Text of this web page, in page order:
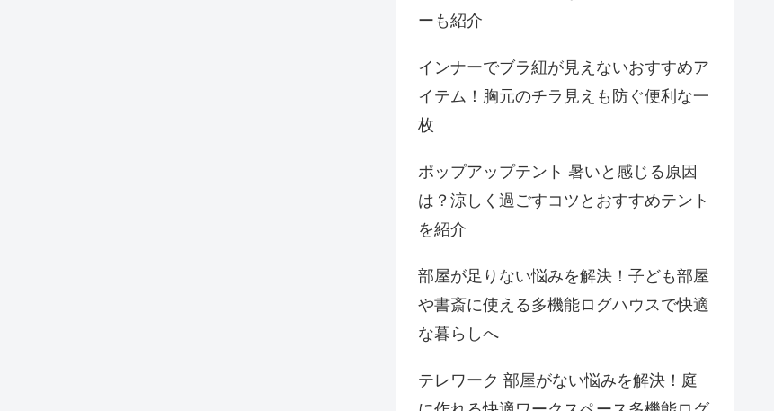
ーも紹介
インナーでブラ紐が見えないおすすめア
イテム！胸元のチラ見えも防ぐ便利な一
枚
ポップアップテント 暑いと感じる原因
は？涼しく過ごすコツとおすすめテント
を紹介
部屋が足りない悩みを解決！子ども部屋
や書斎に使える多機能ログハウスで快適
な暮らしへ
テレワーク 部屋がない悩みを解決！庭